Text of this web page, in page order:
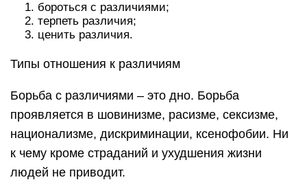
бороться с различиями;
терпеть различия;
ценить различия.
Типы отношения к различиям
Борьба с различиями – это дно. Борьба
проявляется в шовинизме, расизме, сексизме,
национализме, дискриминации, ксенофобии. Ни
к чему кроме страданий и ухудшения жизни
людей не приводит.